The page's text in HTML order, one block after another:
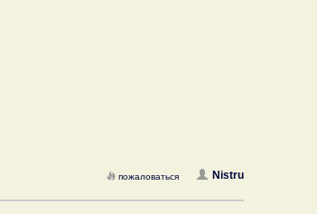
Nistru
пожаловаться